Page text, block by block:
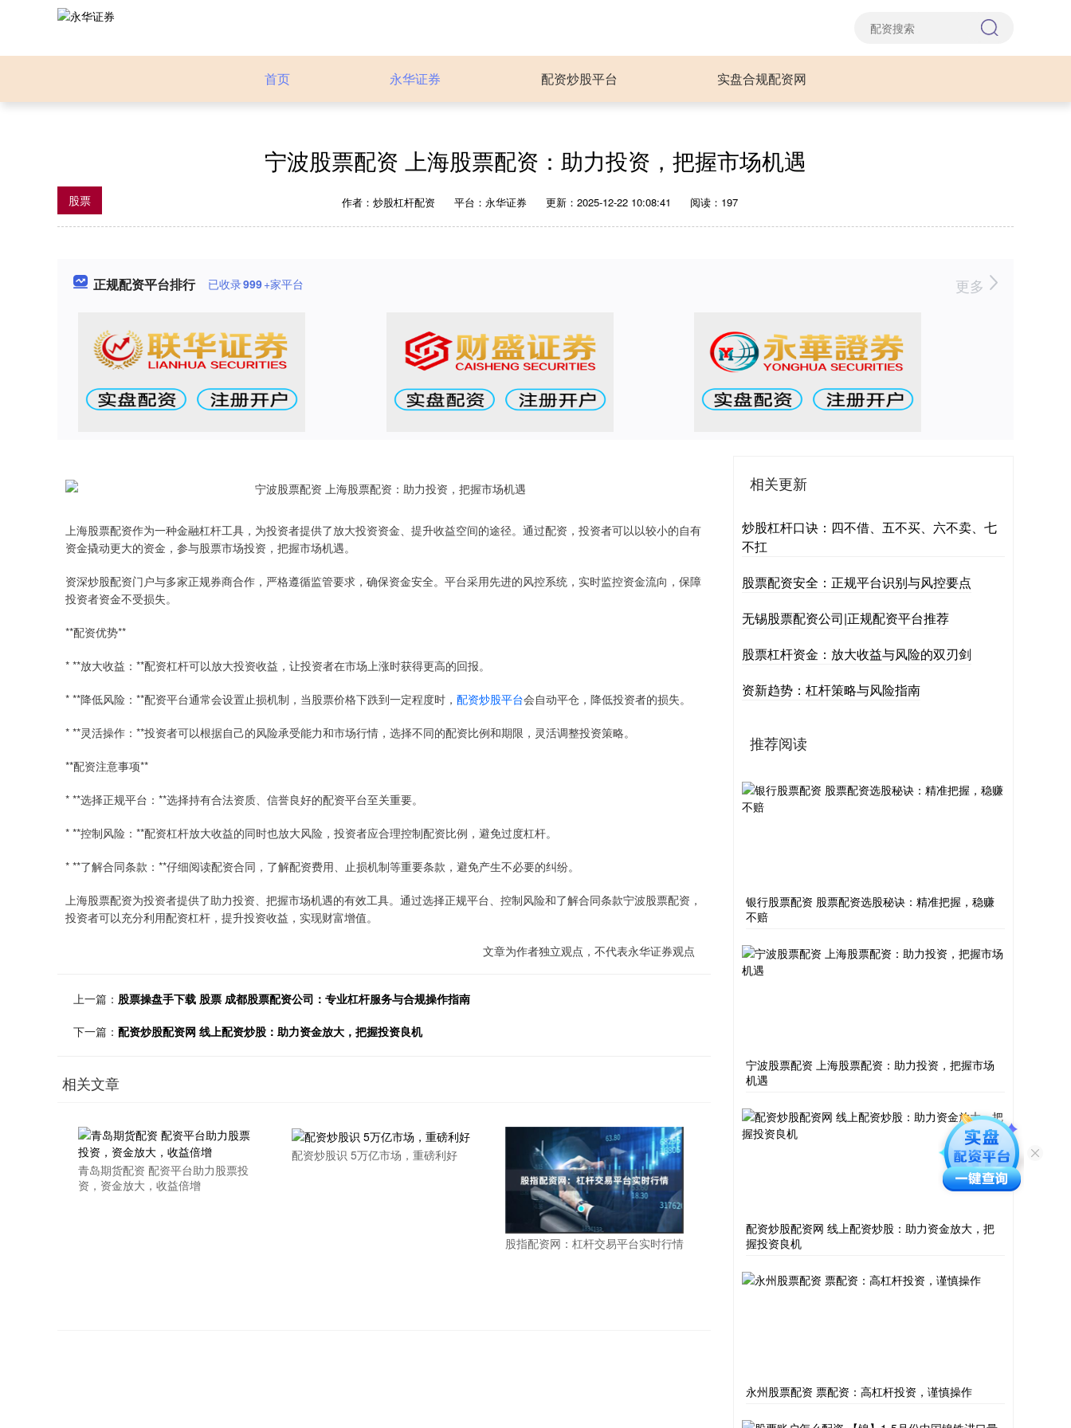
首页 永华证券 配资炒股平台 实盘合规配资网
宁波股票配资 上海股票配资：助力投资，把握市场机遇
股票 作者：炒股杠杆配资 平台：永华证券 更新：2025-12-22 10:08:41 阅读：197
正规配资平台排行 已收录999+家平台 更多
上海股票配资作为一种金融杠杆工具，为投资者提供了放大投资资金、提升收益空间的途径。通过配资，投资者可以以较小的自有
资金撬动更大的资金，参与股票市场投资，把握市场机遇。
资深炒股配资门户与多家正规券商合作，严格遵循监管要求，确保资金安全。平台采用先进的风控系统，实时监控资金流向，保障
投资者资金不受损失。
**配资优势**
* **放大收益：**配资杠杆可以放大投资收益，让投资者在市场上涨时获得更高的回报。
* **降低风险：**配资平台通常会设置止损机制，当股票价格下跌到一定程度时， 配资炒股平台会自动平仓，降低投资者的损失。
* **灵活操作：**投资者可以根据自己的风险承受能力和市场行情，选择不同的配资比例和期限，灵活调整投资策略。
**配资注意事项**
* **选择正规平台：**选择持有合法资质、信誉良好的配资平台至关重要。
* **控制风险：**配资杠杆放大收益的同时也放大风险，投资者应合理控制配资比例，避免过度杠杆。
* **了解合同条款：**仔细阅读配资合同，了解配资费用、止损机制等重要条款，避免产生不必要的纠纷。
上海股票配资为投资者提供了助力投资、把握市场机遇的有效工具。通过选择正规平台、控制风险和了解合同条款宁波股票配资，
投资者可以充分利用配资杠杆，提升投资收益，实现财富增值。
文章为作者独立观点，不代表永华证券观点
上一篇： 股票操盘手下载 股票 成都股票配资公司：专业杠杆服务与合规操作指南
下一篇： 配资炒股配资网 线上配资炒股：助力资金放大，把握投资良机
相关文章
青岛期货配资 配资平台助力股票投
资，资金放大，收益倍增
配资炒股识 5万亿市场，重磅利好
股指配资网：杠杆交易平台实时行情
相关更新
炒股杠杆口诀：四不借、五不买、六不卖、七
不扛
股票配资安全：正规平台识别与风控要点
无锡股票配资公司|正规配资平台推荐
股票杠杆资金：放大收益与风险的双刃剑
资新趋势：杠杆策略与风险指南
推荐阅读
银行股票配资 股票配资选股秘诀：精准把握，稳赚
不赔
宁波股票配资 上海股票配资：助力投资，把握市场
机遇
配资炒股配资网 线上配资炒股：助力资金放大，把
握投资良机
永州股票配资 票配资：高杠杆投资，谨慎操作